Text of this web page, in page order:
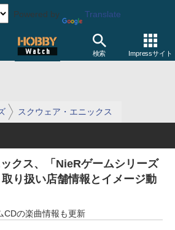
Powered by Translate
検索 Impressサイト
スクウェア・エニックス
クス、「NieRゲームシリーズ
り扱い店舗情報とイメージ動
CDの楽曲情報も更新